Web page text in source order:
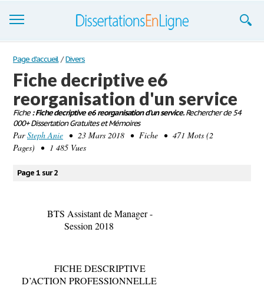
Dissertations
S'inscrire
Se connecter
Contactez-nous
Page d'accueil / Divers
Fiche decriptive e6
reorganisation d'un service
Fiche: Fiche decriptive e6 reorganisation d'un service.Rechercher de 54
000+ Dissertation Gratuites et Mémoires
ParSteph Anie • 23 Mars 2018 • Fiche • 471 Mots (2
Pages) • 1 485 Vues
Page 1 sur 2
BTS Assistant de Manager -
Session 2018
FICHE DESCRIPTIVE
D’ACTION PROFESSIONNELLE